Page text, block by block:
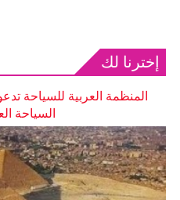
إخترنا لك
المنظمة العربية للسياحة
السياحة